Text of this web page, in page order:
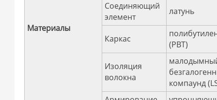
Материалы
Соединяющий
элемент
латунь
Каркас
(PBT)
Изоляция
волокна
компаунд